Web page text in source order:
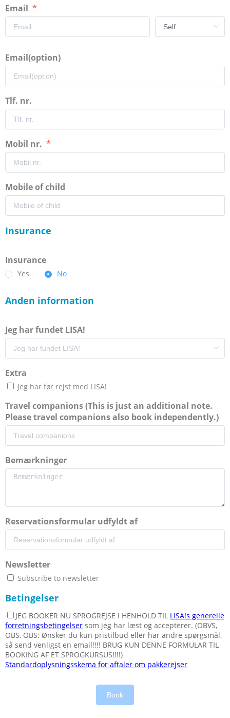
Email
Email(option)
Tlf. nr.
Mobil nr.
Mobile of child
Insurance
Insurance
Yes No
Anden information
Jeg har fundet LISA!
Extra
Jeg har før rejst med LISA!
Travel companions (This is just an additional note.
Please travel companions also book independently.)
Bemærkninger
Reservationsformular udfyldt af
Newsletter
Subscribe to newsletter
Betingelser
JEG BOOKER NU SPROGREJSE I HENHOLD TIL LISA!s generelle
forretningsbetingelser som jeg har læst og accepterer. (OBVS,
OBS, OBS: Ønsker du kun pristilbud eller har andre spørgsmål,
så send venligst en email!!!! BRUG KUN DENNE FORMULAR TIL
BOOKING AF ET SPROGKURSUS!!!!)
Standardoplysningsskema for aftaler om pakkerejser
Book